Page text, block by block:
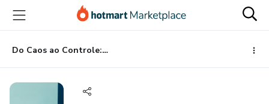
para
conteúdo
principal
para
pagamento
para
rodapé
Do Caos ao Controle: Guia Prático para Mães que Buscam Leveza e Equilíbrio